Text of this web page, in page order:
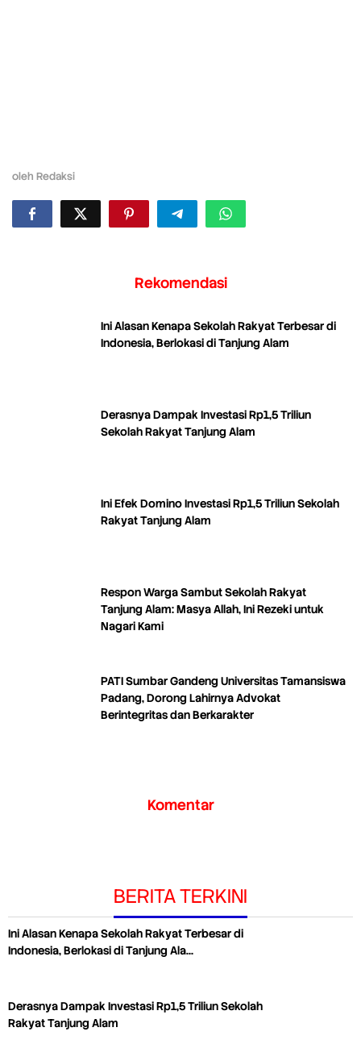
oleh Redaksi
Rekomendasi
Ini Alasan Kenapa Sekolah Rakyat Terbesar di
Indonesia, Berlokasi di Tanjung Alam
Derasnya Dampak Investasi Rp1,5 Triliun
Sekolah Rakyat Tanjung Alam
Ini Efek Domino Investasi Rp1,5 Triliun Sekolah
Rakyat Tanjung Alam
Respon Warga Sambut Sekolah Rakyat
Tanjung Alam: Masya Allah, Ini Rezeki untuk
Nagari Kami
PATI Sumbar Gandeng Universitas Tamansiswa
Padang, Dorong Lahirnya Advokat
Berintegritas dan Berkarakter
Komentar
BERITA TERKINI
Ini Alasan Kenapa Sekolah Rakyat Terbesar di
Indonesia, Berlokasi di Tanjung Ala…
Derasnya Dampak Investasi Rp1,5 Triliun Sekolah
Rakyat Tanjung Alam